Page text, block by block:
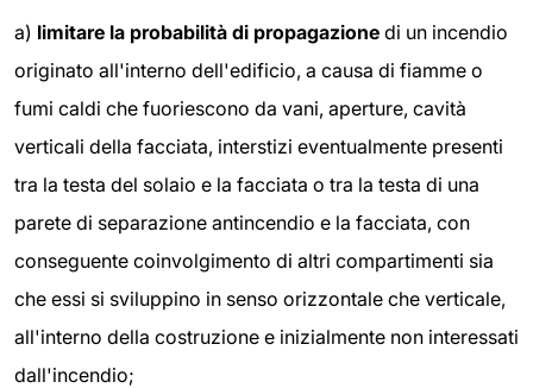
a) limitare la probabilità di propagazione di un incendio
originato all'interno dell'edificio, a causa di fiamme o
fumi caldi che fuoriescono da vani, aperture, cavità
verticali della facciata, interstizi eventualmente presenti
tra la testa del solaio e la facciata o tra la testa di una
parete di separazione antincendio e la facciata, con
conseguente coinvolgimento di altri compartimenti sia
che essi si sviluppino in senso orizzontale che verticale,
all'interno della costruzione e inizialmente non interessati
dall'incendio;